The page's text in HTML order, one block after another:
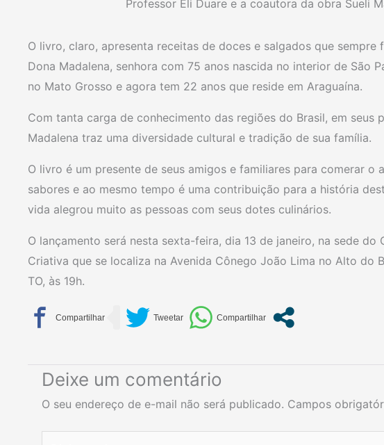
Professor Eli Duare e a coautora da obra Sueli
O livro, claro, apresenta receitas de doces e salgados que
Dona Madalena, senhora com 75 anos nascida no interior de São
no Mato Grosso e agora tem 22 anos que reside em Araguaína.
Com tanta carga de conhecimento das regiões do Brasil, em seus
Madalena traz uma diversidade cultural e tradição de sua família.
O livro é um presente de seus amigos e familiares para comerar o
sabores e ao mesmo tempo é uma contribuição para a história
vida alegrou muito as pessoas com seus dotes culinários.
O lançamento será nesta sexta-feira, dia 13 de janeiro, na sede do
Criativa que se localiza na Avenida Cônego João Lima no Alto do
TO, às 19h.
Deixe um comentário
O seu endereço de e-mail não será publicado. Campos